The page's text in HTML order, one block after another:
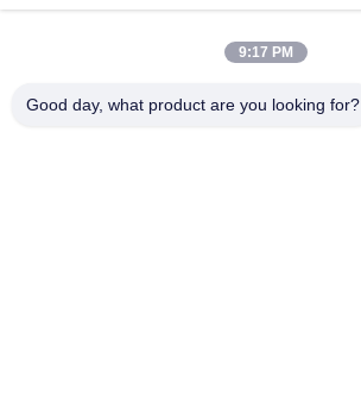
9:17 PM
Good day, what product are you looking for?